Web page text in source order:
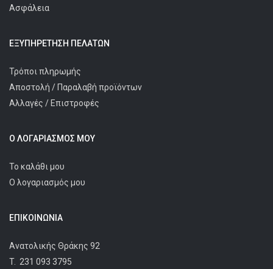
Ασφάλεια
ΕΞΥΠΗΡΈΤΗΣΗ ΠΕΛΑΤΩΝ
Τρόποι πληρωμής
Αποστολή / Παραλαβή προϊόντων
Αλλαγές / Επιστροφές
Ο ΛΟΓΑΡΙΑΣΜΌΣ ΜΟΥ
Το καλάθι μου
Ο λογαριασμός μου
ΕΠΙΚΟΙΝΩΝΊΑ
Ανατολικής Θράκης 92
T. 231 093 3795